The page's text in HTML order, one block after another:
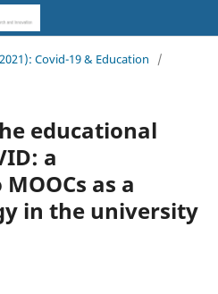
Covid-19 & Education
/
educational
a
as a
in the university